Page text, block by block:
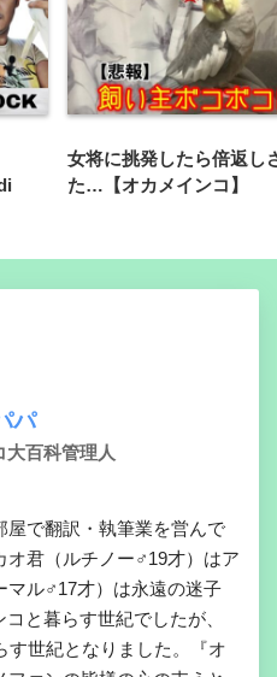
女将に挑発したら倍返し
た…【オカメインコ】
パ
大百科管理人
屋で翻訳・執筆業を営んで
オ君（ルチノー♂19才）はア
マル♂17才）は永遠の迷子
と暮らす世紀でしたが、
す世紀となりました。『オ